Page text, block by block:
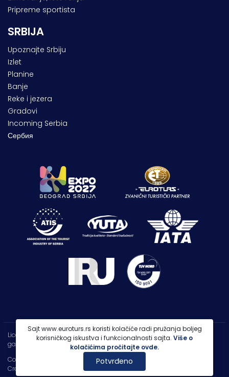
Pripreme sportista
SRBIJA
Upoznajte Srbiju
Izlet
Planine
Banje
Reke i jezera
Gradovi
Incoming Serbia
Сербия
Copyright 2026 |
PP Euroturs Niš DOO
Credits
- Designed & Developed by
Licenca OTP-A 107/2021
garancija putovanja 250.000€
Sajt www.euroturs.rs koristi kolačiće radi pružanja boljeg
korisničkog iskustva i funkcionalnosti sajta. Više o
kolačićima pročitajte ovde.
Potvrđeno